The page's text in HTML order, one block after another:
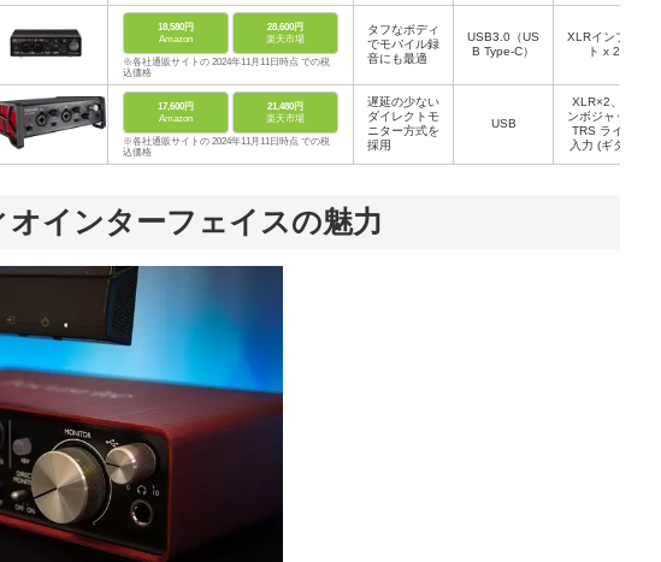
18,580円
Amazon
28,600円
楽天市場
※各社通販サイトの 2024年11月11日時点 での税
込価格
タフなボディ
でモバイル録
音にも最適
USB3.0（US
B Type-C）
XLRインプッ
ト x 2
17,600円
Amazon
21,480円
楽天市場
※各社通販サイトの 2024年11月11日時点 での税
込価格
遅延の少ない
ダイレクトモ
ニター方式を
採用
USB
XLR×2、コ
ンボジャック
TRS ライン
入力 (ギター
オインターフェイスの魅力